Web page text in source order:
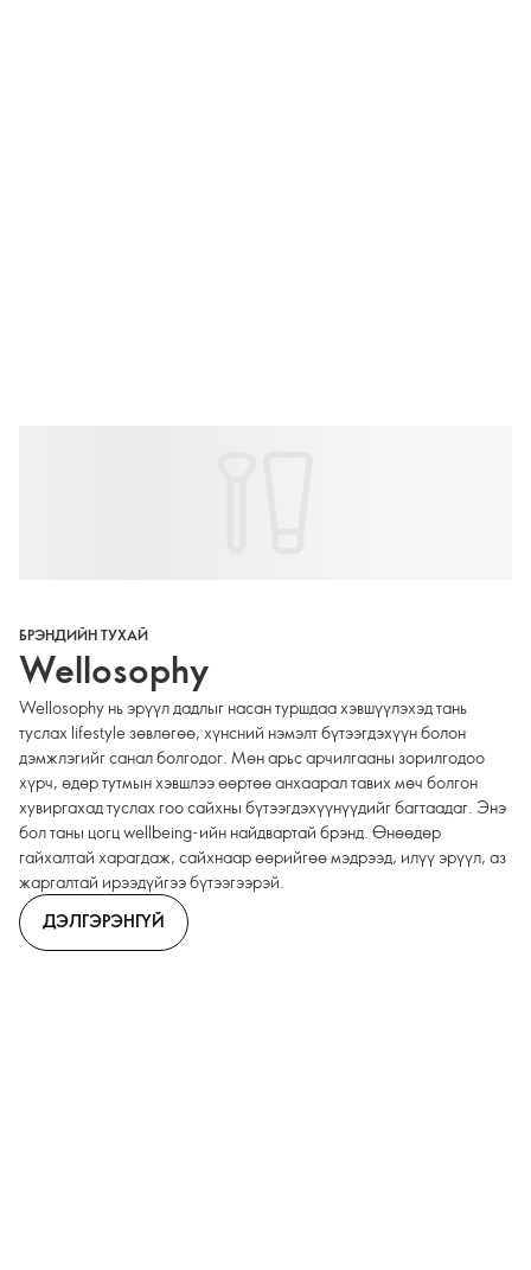
БРЭНДИЙН ТУХАЙ
Wellosophy
Wellosophy нь эрүүл дадлыг насан туршдаа хэвшүүлэхэд тань
туслах lifestyle зөвлөгөө, хүнсний нэмэлт бүтээгдэхүүн болон
дэмжлэгийг санал болгодог. Мөн арьс арчилгааны зорилгодоо
хүрч, өдөр тутмын хэвшлээ өөртөө анхаарал тавих мөч болгон
хувиргахад туслах гоо сайхны бүтээгдэхүүнүүдийг багтаадаг. Энэ
бол таны цогц wellbeing-ийн найдвартай брэнд. Өнөөдөр
гайхалтай харагдаж, сайхнаар өөрийгөө мэдрээд, илүү эрүүл, аз
жаргалтай ирээдүйгээ бүтээгээрэй.
ДЭЛГЭРЭНГҮЙ